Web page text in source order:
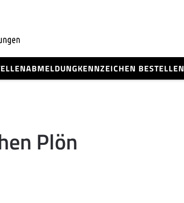
ABMELDUNGKENNZEICHEN BESTELLEN
Plön